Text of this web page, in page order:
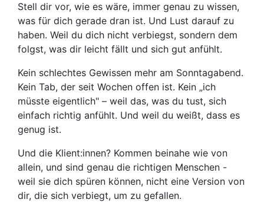
Stell dir vor, wie es wäre, immer genau zu wissen,
was für dich gerade dran ist. Und Lust darauf zu
haben. Weil du dich nicht verbiegst, sondern dem
folgst, was dir leicht fällt und sich gut anfühlt.
Kein schlechtes Gewissen mehr am Sonntagabend.
Kein Tab, der seit Wochen offen ist. Kein „ich
müsste eigentlich" – weil das, was du tust, sich
einfach richtig anfühlt. Und weil du weißt, dass es
genug ist.
Und die Klient:innen? Kommen beinahe wie von
allein, und sind genau die richtigen Menschen -
weil sie dich spüren können, nicht eine Version von
dir, die sich verbiegt, um zu gefallen.